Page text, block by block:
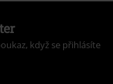
když se přihlásíte